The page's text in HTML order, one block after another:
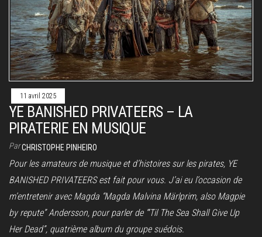
11 avril 2025
YE BANISHED PRIVATEERS – LA
PIRATERIE EN MUSIQUE
ParCHRISTOPHE PINHEIRO
Pour les amateurs de musique et d’histoires sur les pirates, YE
BANISHED PRIVATEERS est fait pour vous. J’ai eu l’occasion de
m’entretenir avec Magda “Magda Malvina Märlprim, also Magpie
by repute” Andersson, pour parler de “‘Til The Sea Shall Give Up
Her Dead”, quatrième album du groupe suédois.